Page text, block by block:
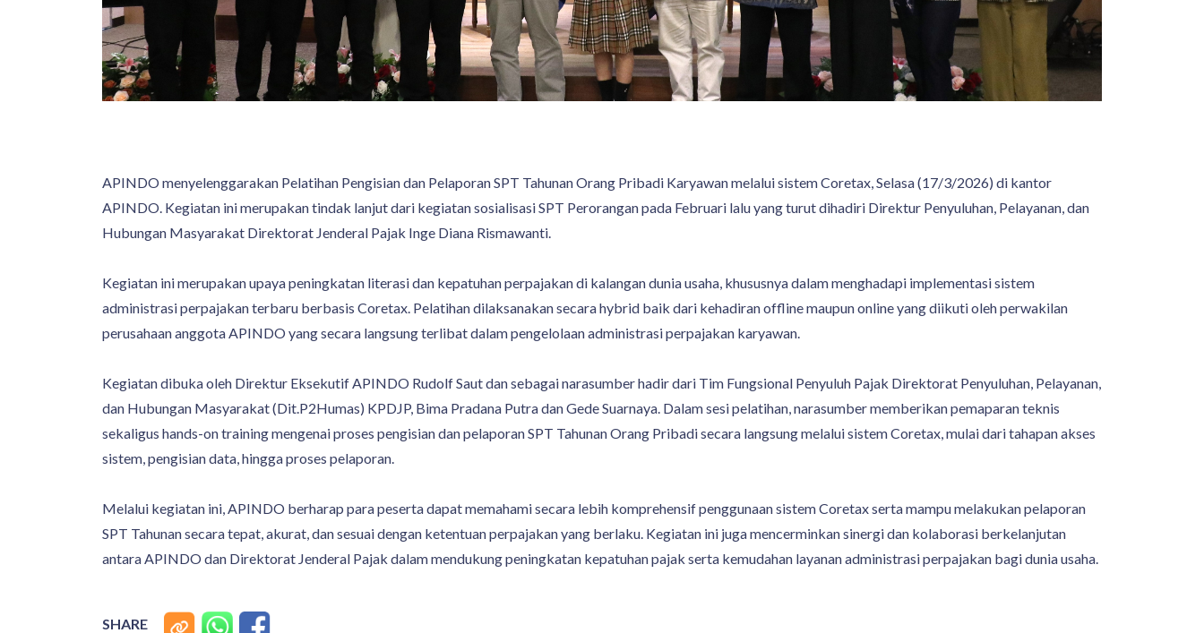
APINDO menyelenggarakan Pelatihan Pengisian dan Pelaporan SPT Tahunan Orang Pribadi Karyawan melalui sistem Coretax, Selasa (17/3/2026) di kantor
APINDO. Kegiatan ini merupakan tindak lanjut dari kegiatan sosialisasi SPT Perorangan pada Februari lalu yang turut dihadiri Direktur Penyuluhan, Pelayanan, dan
Hubungan Masyarakat Direktorat Jenderal Pajak Inge Diana Rismawanti.
Kegiatan ini merupakan upaya peningkatan literasi dan kepatuhan perpajakan di kalangan dunia usaha, khususnya dalam menghadapi implementasi sistem
administrasi perpajakan terbaru berbasis Coretax. Pelatihan dilaksanakan secara hybrid baik dari kehadiran offline maupun online yang diikuti oleh perwakilan
perusahaan anggota APINDO yang secara langsung terlibat dalam pengelolaan administrasi perpajakan karyawan.
Kegiatan dibuka oleh Direktur Eksekutif APINDO Rudolf Saut dan sebagai narasumber hadir dari Tim Fungsional Penyuluh Pajak Direktorat Penyuluhan, Pelayanan,
dan Hubungan Masyarakat (Dit.P2Humas) KPDJP, Bima Pradana Putra dan Gede Suarnaya. Dalam sesi pelatihan, narasumber memberikan pemaparan teknis
sekaligus hands-on training mengenai proses pengisian dan pelaporan SPT Tahunan Orang Pribadi secara langsung melalui sistem Coretax, mulai dari tahapan akses
sistem, pengisian data, hingga proses pelaporan.
Melalui kegiatan ini, APINDO berharap para peserta dapat memahami secara lebih komprehensif penggunaan sistem Coretax serta mampu melakukan pelaporan
SPT Tahunan secara tepat, akurat, dan sesuai dengan ketentuan perpajakan yang berlaku. Kegiatan ini juga mencerminkan sinergi dan kolaborasi berkelanjutan
antara APINDO dan Direktorat Jenderal Pajak dalam mendukung peningkatan kepatuhan pajak serta kemudahan layanan administrasi perpajakan bagi dunia usaha.
SHARE